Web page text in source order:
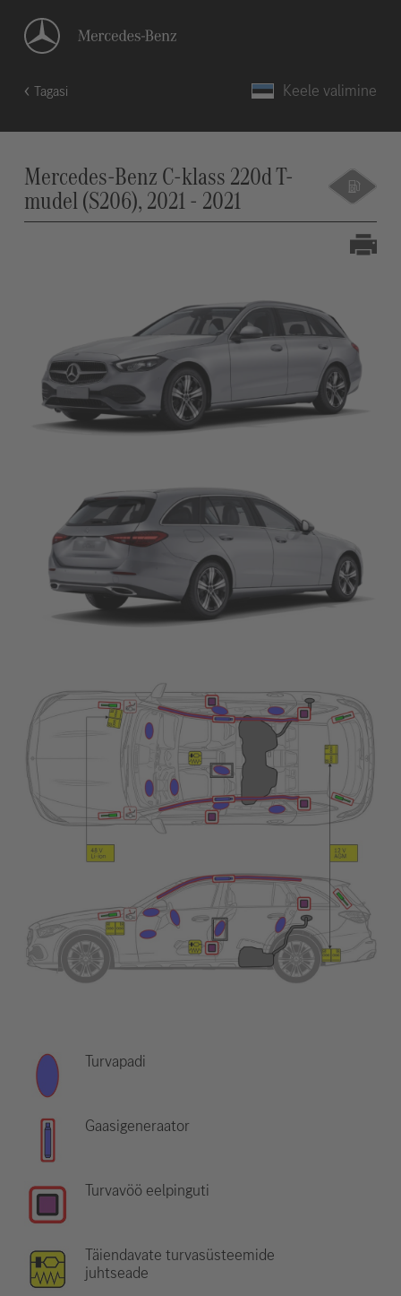
Tagasi Keele valimine
Mercedes-Benz C-klass 220d T-
mudel (S206), 2021 - 2021
Turvapadi
Gaasigeneraator
Turvavöö eelpinguti
Täiendavate turvasüsteemide
juhtseade